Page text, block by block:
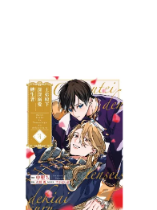
客服資訊
服務時間：週一到